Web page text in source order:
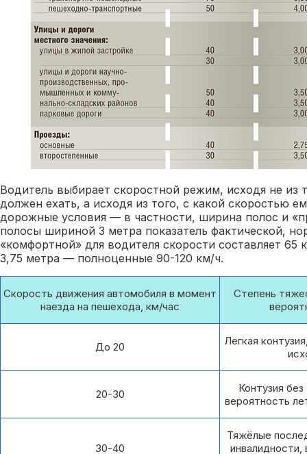
Водитель выбирает скоростной режим, исходя не из
должен ехать, а исходя из того, с какой скоростью
дорожные условия — в частности, ширина полос и
полосы шириной 3 метра показатель фактической,
«комфортной» для водителя скорости составляет 65
3,75 метра — полноценные 90-120 км/ч.
Скорость движения автомобиля в момент
наезда на пешехода, км/час
Степень
До 20
Легкая
20-30
Контузия
вероятность
30-40
Тяжёлые
инвалидности,